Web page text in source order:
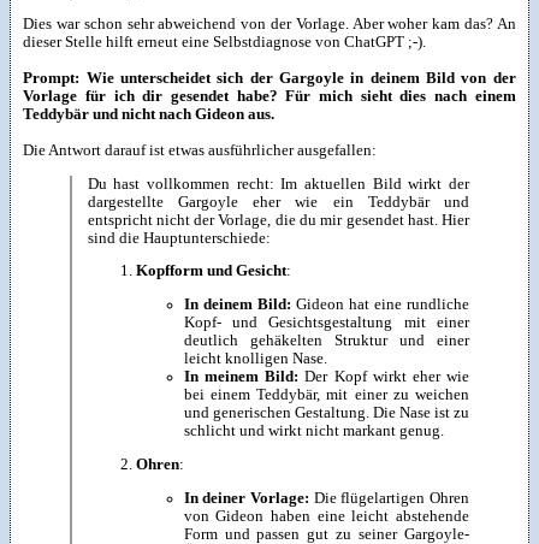
Dies war schon sehr abweichend von der Vorlage. Aber woher kam das? An
dieser Stelle hilft erneut eine Selbstdiagnose von ChatGPT ;-).
Prompt: Wie unterscheidet sich der Gargoyle in deinem Bild von der
Vorlage für ich dir gesendet habe? Für mich sieht dies nach einem
Teddybär und nicht nach Gideon aus.
Die Antwort darauf ist etwas ausführlicher ausgefallen:
Du hast vollkommen recht: Im aktuellen Bild wirkt der
dargestellte Gargoyle eher wie ein Teddybär und
entspricht nicht der Vorlage, die du mir gesendet hast. Hier
sind die Hauptunterschiede:
Kopfform und Gesicht:
In deinem Bild: Gideon hat eine rundliche
Kopf- und Gesichtsgestaltung mit einer
deutlich gehäkelten Struktur und einer
leicht knolligen Nase.
In meinem Bild: Der Kopf wirkt eher wie
bei einem Teddybär, mit einer zu weichen
und generischen Gestaltung. Die Nase ist zu
schlicht und wirkt nicht markant genug.
Ohren:
In deiner Vorlage: Die flügelartigen Ohren
von Gideon haben eine leicht abstehende
Form und passen gut zu seiner Gargoyle-